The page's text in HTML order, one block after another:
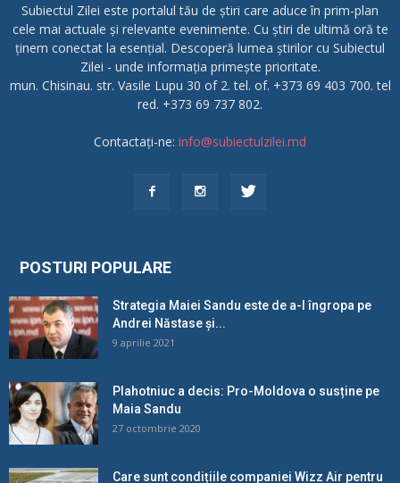
Subiectul Zilei este portalul tău de știri care aduce în prim-plan
cele mai actuale și relevante evenimente. Cu știri de ultimă oră te
ținem conectat la esențial. Descoperă lumea știrilor cu Subiectul
Zilei - unde informația primește prioritate.
mun. Chisinau. str. Vasile Lupu 30 of 2. tel. of. +373 69 403 700. tel
red. +373 69 737 802.
Contactați-ne: info@subiectulzilei.md
POSTURI POPULARE
Strategia Maiei Sandu este de a-l îngropa pe
Andrei Năstase și...
9 aprilie 2021
Plahotniuc a decis: Pro-Moldova o susține pe
Maia Sandu
27 octombrie 2020
Care sunt condițiile companiei Wizz Air pentru